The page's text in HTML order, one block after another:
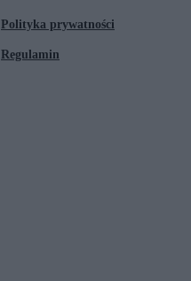
Polityka prywatności
Regulamin